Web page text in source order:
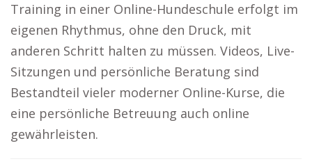
Training in einer Online-Hundeschule erfolgt im
eigenen Rhythmus, ohne den Druck, mit
anderen Schritt halten zu müssen. Videos, Live-
Sitzungen und persönliche Beratung sind
Bestandteil vieler moderner Online-Kurse, die
eine persönliche Betreuung auch online
gewährleisten.